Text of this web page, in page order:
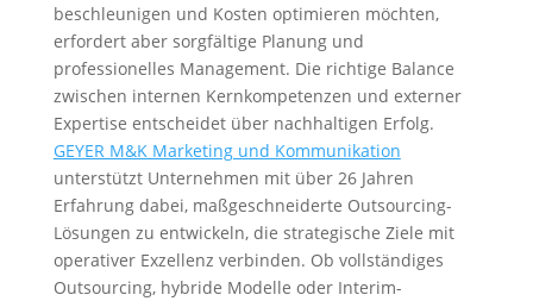
beschleunigen und Kosten optimieren möchten,
erfordert aber sorgfältige Planung und
professionelles Management. Die richtige Balance
zwischen internen Kernkompetenzen und externer
Expertise entscheidet über nachhaltigen Erfolg.
GEYER M&K Marketing und Kommunikation
unterstützt Unternehmen mit über 26 Jahren
Erfahrung dabei, maßgeschneiderte Outsourcing-
Lösungen zu entwickeln, die strategische Ziele mit
operativer Exzellenz verbinden. Ob vollständiges
Outsourcing, hybride Modelle oder Interim-